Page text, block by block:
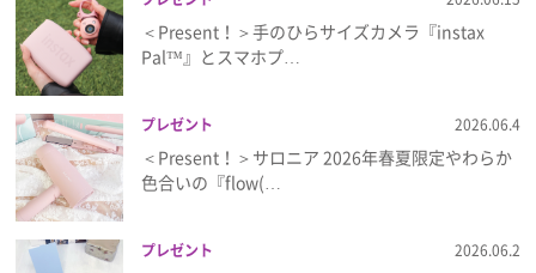
＜Present！＞手のひらサイズカメラ『instax
Pal™』とスマホプ…
プレゼント 2026.06.4
＜Present！＞サロニア 2026年春夏限定やわらか
色合いの『flow(…
プレゼント 2026.06.2